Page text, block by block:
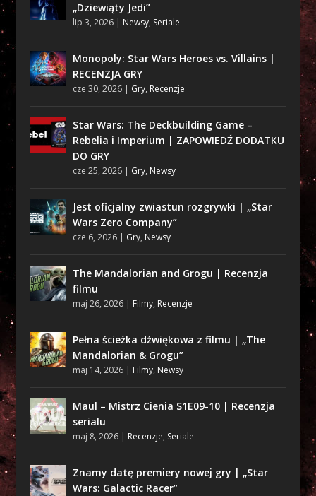
„Dziewiąty Jedi”
lip 3, 2026| Newsy, Seriale
Monopoly: Star Wars Heroes vs. Villains |
RECENZJA GRY
cze 30, 2026| Gry, Recenzje
Star Wars: The Deckbuilding Game –
Rebelia i Imperium | ZAPOWIEDŹ DODATKU
DO GRY
cze 25, 2026| Gry, Newsy
Jest oficjalny zwiastun rozgrywki | „Star
Wars Zero Company”
cze 6, 2026| Gry, Newsy
The Mandalorian and Grogu | Recenzja
filmu
maj 26, 2026| Filmy, Recenzje
Pełna ścieżka dźwiękowa z filmu | „The
Mandalorian & Grogu”
maj 14, 2026| Filmy, Newsy
Maul – Mistrz Cienia S1E09-10 | Recenzja
serialu
maj 8, 2026| Recenzje, Seriale
Znamy datę premiery nowej gry | „Star
Wars: Galactic Racer”